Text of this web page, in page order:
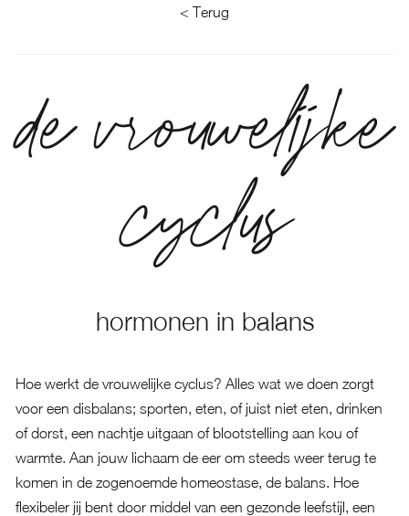
< Terug
de vrouwelijke
cyclus
hormonen in balans
Hoe werkt de vrouwelijke cyclus? Alles wat we doen zorgt
voor een disbalans; sporten, eten, of juist niet eten, drinken
of dorst, een nachtje uitgaan of blootstelling aan kou of
warmte. Aan jouw lichaam de eer om steeds weer terug te
komen in de zogenoemde homeostase, de balans. Hoe
flexibeler jij bent door middel van een gezonde leefstijl, een